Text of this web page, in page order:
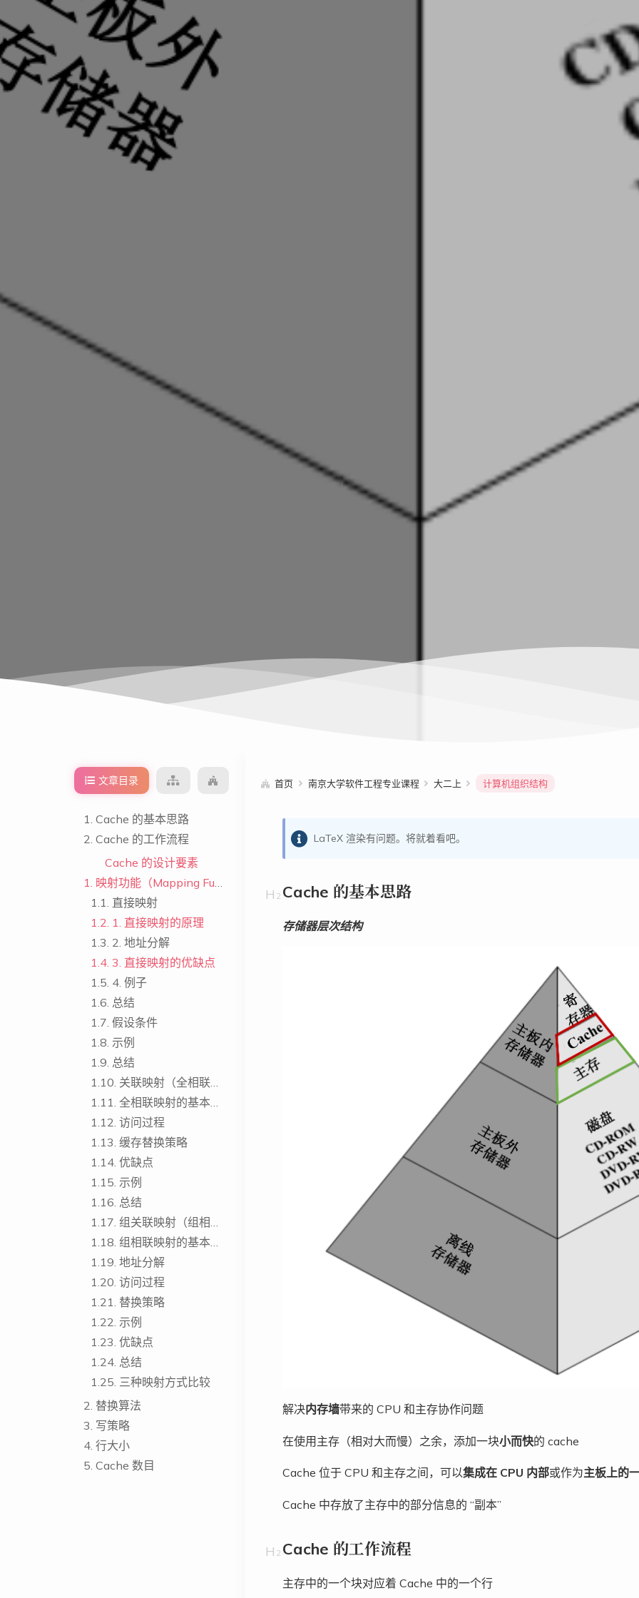
首页 南京大学软件工程专业课程 大二上 计算机组织结构
LaTeX 渲染有问题。将就着看吧。
Cache 的基本思路
存储器层次结构
解决内存墙带来的 CPU 和主存协作问题
在使用主存（相对大而慢）之余，添加一块小而快的 cache
Cache 位于 CPU 和主存之间，可以集成在 CPU 内部或作为主板上的
Cache 中存放了主存中的部分信息的 “副本”
Cache 的工作流程
主存中的一个块对应着 Cache 中的一个行
文章目录
1. Cache 的基本思路
2. Cache 的工作流程
Cache 的设计要素
1. 映射功能（Mapping Function）
1.1. 直接映射
1.2. 1. 直接映射的原理
1.3. 2. 地址分解
1.4. 3. 直接映射的优缺点
1.5. 4. 例子
1.6. 总结
1.7. 假设条件
1.8. 示例
1.9. 总结
1.10. 关联映射（全相联映射）
1.11. 全相联映射的基本原理
1.12. 访问过程
1.13. 缓存替换策略
1.14. 优缺点
1.15. 示例
1.16. 总结
1.17. 组关联映射（组相联映射）
1.18. 组相联映射的基本原理
1.19. 地址分解
1.20. 访问过程
1.21. 替换策略
1.22. 示例
1.23. 优缺点
1.24. 总结
1.25. 三种映射方式比较
2. 替换算法
3. 写策略
4. 行大小
5. Cache 数目